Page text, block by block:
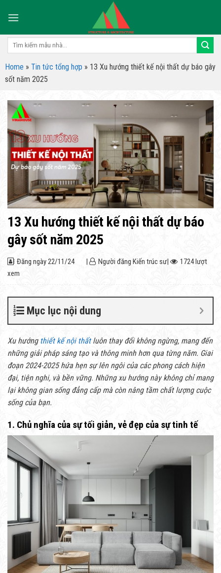
Tìm
Home » Tin tức tổng hợp » 13 Xu hướng thiết kế nội thất dự báo gây
sốt năm 2025
13 Xu hướng thiết kế nội thất dự báo
gây sốt năm 2025
Đăng ngày22/11/24 | Người đăng Kiến trúc sư|
1724 lượt
xem
Mục lục nội dung
Xu hướng thiết kế nội thấtluôn thay đổi không ngừng, mang đến
những giải pháp sáng tạo và thông minh hơn qua từng năm. Giai
đoạn 2024-2025 hứa hẹn sự lên ngôi của các phong cách hiện
đại, tiện nghi, và bền vững. Những xu hướng này không chỉ mang
lại không gian sống đẳng cấp mà còn nâng tầm chất lượng cuộc
sống của bạn.
1. Chủ nghĩa của sự tối giản, vẻ đẹp của sự tinh tế